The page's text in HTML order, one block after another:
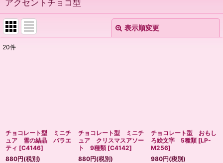
アクセントチョコ型
表示順変更
20件
チョコレート型 ミニチ
ュア 雪の結晶 バラエ
ティ [C4146]
880円(税別)
チョコレート型 ミニチ
ュア クリスマスアソー
ト 9種類 [C4142]
880円(税別)
チョコレート型 おもし
ろ絵文字 5種類 [LP-
M256]
980円(税別)